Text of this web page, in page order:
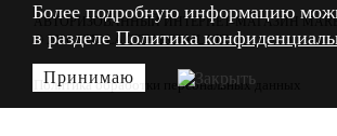
Политика обработки персональных данных
АВТОРИЗОВАННЫЙ ИНТЕРНЕТ-МАГАЗИН
© 2026 STELLA CITY RETAIL LTD.
Более подробную информацию
в разделе Политика
Принимаю
Более подробную информацию
в разделе Политика
Принимаю